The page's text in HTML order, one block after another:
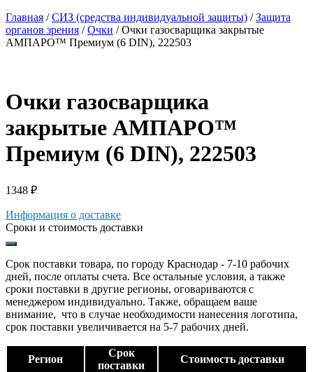
Главная /СИЗ (средства индивидуальной защиты) /Защита
органов зрения /Очки / Очки газосварщика закрытые
АМПАРО™ Премиум (6 DIN), 222503
Очки газосварщика
закрытые АМПАРО™
Премиум (6 DIN), 222503
1348 ₽
Информация о доставке
Сроки и стоимость доставки
Срок поставки товара, по городу Краснодар - 7-10 рабочих
дней, после оплаты счета. Все остальные условия, а также
сроки поставки в другие регионы, оговариваются с
менеджером индивидуально. Также, обращаем ваше
внимание, что в случае необходимости нанесения логотипа,
срок поставки увеличивается на 5-7 рабочих дней.
Регион
Срок
поставки
Стоимость доставки